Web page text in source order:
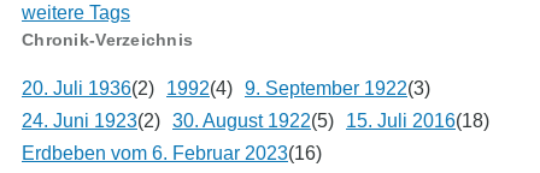
weitere Tags
Chronik-Verzeichnis
20. Juli 1936(2) 1992(4) 9. September 1922(3)
24. Juni 1923(2) 30. August 1922(5) 15. Juli 2016(18)
Erdbeben vom 6. Februar 2023(16)